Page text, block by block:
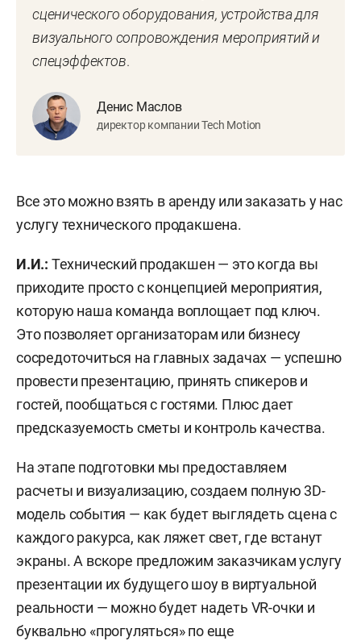
сценического оборудования, устройства для
визуального сопровождения мероприятий и
спецэффектов.
Денис Маслов
директор компании Tech Motion
Все это можно взять в аренду или заказать у нас
услугу технического продакшена.
И.И.: Технический продакшен — это когда вы
приходите просто с концепцией мероприятия,
которую наша команда воплощает под ключ.
Это позволяет организаторам или бизнесу
сосредоточиться на главных задачах — успешно
провести презентацию, принять спикеров и
гостей, пообщаться с гостями. Плюс дает
предсказуемость сметы и контроль качества.
На этапе подготовки мы предоставляем
расчеты и визуализацию, создаем полную 3D-
модель события — как будет выглядеть сцена с
каждого ракурса, как ляжет свет, где встанут
экраны. А вскоре предложим заказчикам услугу
презентации их будущего шоу в виртуальной
реальности — можно будет надеть VR-очки и
буквально «прогуляться» по еще